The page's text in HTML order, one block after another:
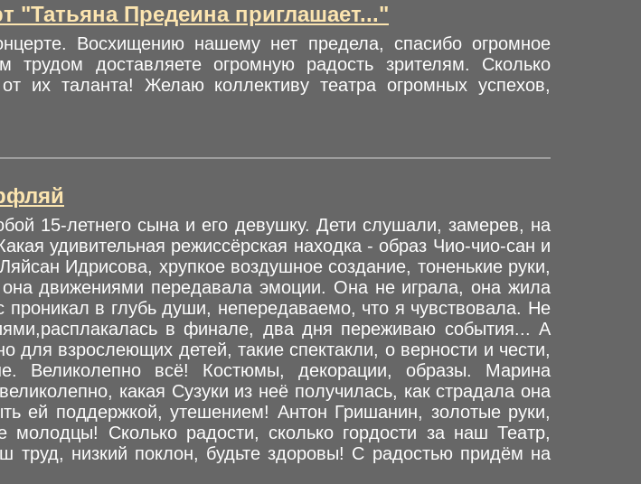
"Татьяна Предеина приглашает..."
Восхищению нашему нет предела, спасибо огромное
трудом доставляете огромную радость зрителям. Сколько
их таланта! Желаю коллективу театра огромных успехов,
15-летнего сына и его девушку. Дети слушали, замерев, на
удивительная режиссёрская находка - образ Чио-чио-сан и
Идрисова, хрупкое воздушное создание, тоненькие руки,
она движениями передавала эмоции. Она не играла, она жила
в глубь души, непередаваемо, что я чувствовала. Не
в финале, два дня переживаю события... А
взрослеющих детей, такие спектакли, о верности и чести,
Великолепно всё! Костюмы, декорации, образы. Марина
какая Сузуки из неё получилась, как страдала она
ей поддержкой, утешением! Антон Гришанин, золотые руки,
Сколько радости, сколько гордости за наш Театр,
труд, низкий поклон, будьте здоровы! С радостью придём на